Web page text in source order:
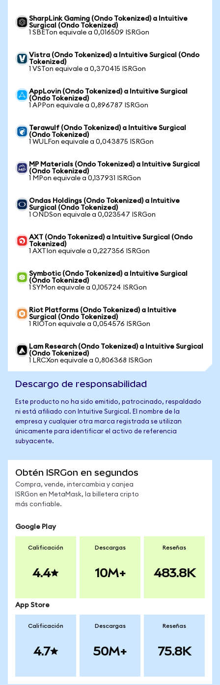
SharpLink Gaming (Ondo Tokenized) a Intuitive
Surgical (Ondo Tokenized)
1 SBETon equivale a 0,016509 ISRGon
Vistra (Ondo Tokenized) a Intuitive Surgical (Ondo
Tokenized)
1 VSTon equivale a 0,370415 ISRGon
AppLovin (Ondo Tokenized) a Intuitive Surgical
(Ondo Tokenized)
1 APPon equivale a 0,896787 ISRGon
Terawulf (Ondo Tokenized) a Intuitive Surgical
(Ondo Tokenized)
1 WULFon equivale a 0,043875 ISRGon
MP Materials (Ondo Tokenized) a Intuitive Surgical
(Ondo Tokenized)
1 MPon equivale a 0,137931 ISRGon
Ondas Holdings (Ondo Tokenized) a Intuitive
Surgical (Ondo Tokenized)
1 ONDSon equivale a 0,023547 ISRGon
AXT (Ondo Tokenized) a Intuitive Surgical (Ondo
Tokenized)
1 AXTIon equivale a 0,227356 ISRGon
Symbotic (Ondo Tokenized) a Intuitive Surgical
(Ondo Tokenized)
1 SYMon equivale a 0,105724 ISRGon
Riot Platforms (Ondo Tokenized) a Intuitive
Surgical (Ondo Tokenized)
1 RIOTon equivale a 0,054576 ISRGon
Lam Research (Ondo Tokenized) a Intuitive Surgical
(Ondo Tokenized)
1 LRCXon equivale a 0,806368 ISRGon
Descargo de responsabilidad
Este producto no ha sido emitido, patrocinado, respaldado
ni está afiliado con Intuitive Surgical. El nombre de la
empresa y cualquier otra marca registrada se utilizan
únicamente para identificar el activo de referencia
subyacente.
Obtén ISRGon en segundos
Compra, vende, intercambia y canjea
ISRGon en MetaMask, la billetera cripto
más confiable.
Google Play
Calificación
4.4
Descargas
10M+
Reseñas
483.8K
App Store
Calificación
4.7
Descargas
50M+
Reseñas
75.8K